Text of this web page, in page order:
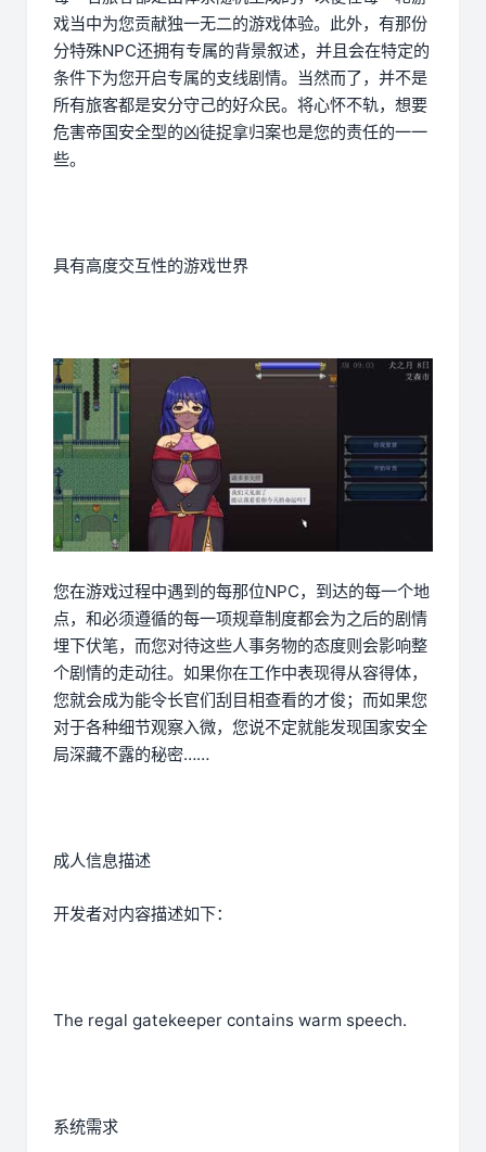
戏当中为您贡献独一无二的游戏体验。此外，有那份
分特殊NPC还拥有专属的背景叙述，并且会在特定的
条件下为您开启专属的支线剧情。当然而了，并不是
所有旅客都是安分守己的好众民。将心怀不轨，想要
危害帝国安全型的凶徒捉拿归案也是您的责任的一一
些。
具有高度交互性的游戏世界
您在游戏过程中遇到的每那位NPC，到达的每一个地
点，和必须遵循的每一项规章制度都会为之后的剧情
埋下伏笔，而您对待这些人事务物的态度则会影响整
个剧情的走动往。如果你在工作中表现得从容得体，
您就会成为能令长官们刮目相查看的才俊；而如果您
对于各种细节观察入微，您说不定就能发现国家安全
局深藏不露的秘密……
成人信息描述
开发者对内容描述如下：
The regal gatekeeper contains warm speech.
系统需求